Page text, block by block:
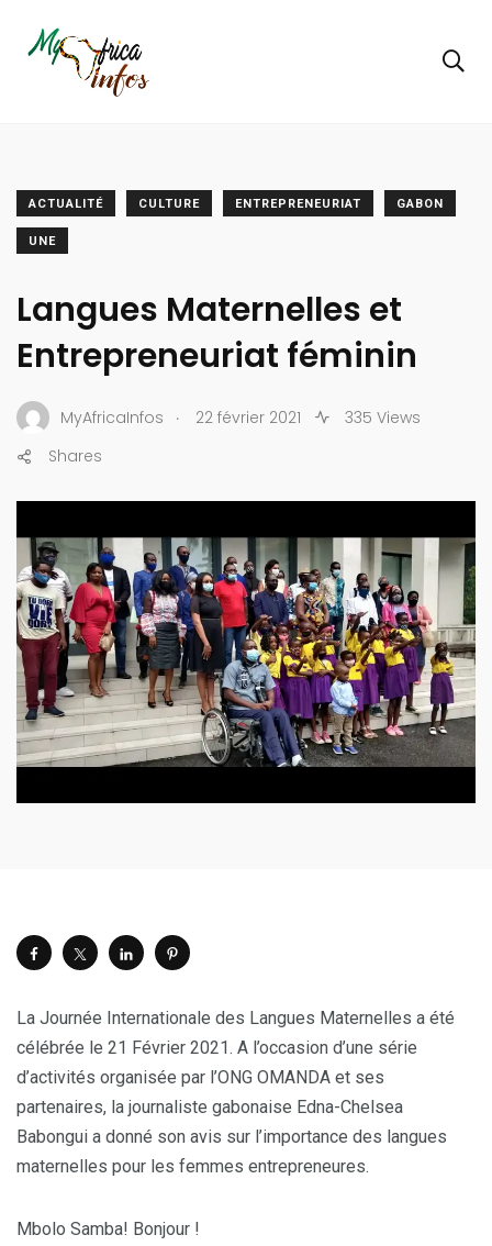
ACTUALITÉ CULTURE ENTREPRENEURIAT GABON
UNE
Langues Maternelles et
Entrepreneuriat féminin
MyAfricaInfos . 22 février 2021
335 Views
Shares
La Journée Internationale des Langues Maternelles a été
célébrée le 21 Février 2021. A l’occasion d’une série
d’activités organisée par l’ONG OMANDA et ses
partenaires, la journaliste gabonaise Edna-Chelsea
Babongui a donné son avis sur l’importance des langues
maternelles pour les femmes entrepreneures.
Mbolo Samba! Bonjour !